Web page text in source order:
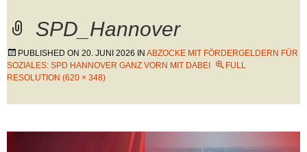
SPD_Hannover
PUBLISHED ON 20. JUNI 2026 IN ABZOCKE MIT FÖRDERGELDERN FÜR
SOZIALES: SPD HANNOVER GANZ VORN MIT DABEI
FULL
RESOLUTION (620 × 348)